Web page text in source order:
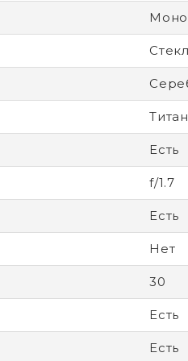
Титан
Есть
f/1.7
Есть
Нет
30
Есть
Есть